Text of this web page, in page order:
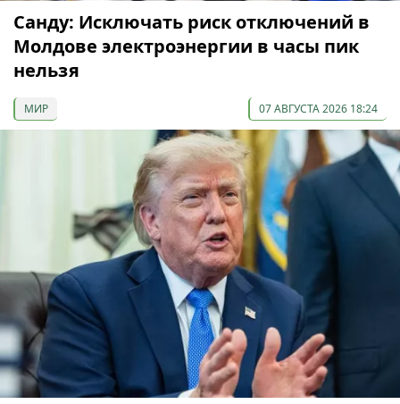
Санду: Исключать риск отключений в
Молдове электроэнергии в часы пик
нельзя
МИР 07 АВГУСТА 2026 18:24